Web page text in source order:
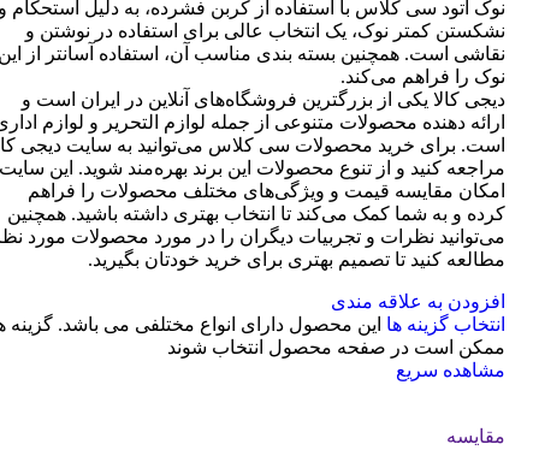
نوک اتود سی کلاس با استفاده از کربن فشرده، به دلیل استحکام
نشکستن کمتر نوک، یک انتخاب عالی برای استفاده در نوشتن و
نقاشی است. همچنین بسته بندی مناسب آن، استفاده آسانتر از
نوک را فراهم می‌کند.
دیجی کالا یکی از بزرگترین فروشگاه‌های آنلاین در ایران است و
ارائه دهنده محصولات متنوعی از جمله لوازم التحریر و لوازم
است. برای خرید محصولات سی کلاس می‌توانید به سایت دیجی
مراجعه کنید و از تنوع محصولات این برند بهره‌مند شوید. این سایت
امکان مقایسه قیمت و ویژگی‌های مختلف محصولات را فراهم
کرده و به شما کمک می‌کند تا انتخاب بهتری داشته باشید. همچنین
می‌توانید نظرات و تجربیات دیگران را در مورد محصولات مورد
مطالعه کنید تا تصمیم بهتری برای خرید خودتان بگیرید.
افزودن به علاقه مندی
انتخاب گزینه ها این محصول دارای انواع مختلفی می باشد. گزینه
ممکن است در صفحه محصول انتخاب شوند
مشاهده سریع
مقایسه